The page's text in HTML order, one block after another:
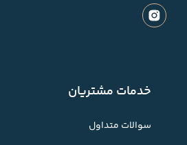
خدمات مشتریان
سوالات متداول